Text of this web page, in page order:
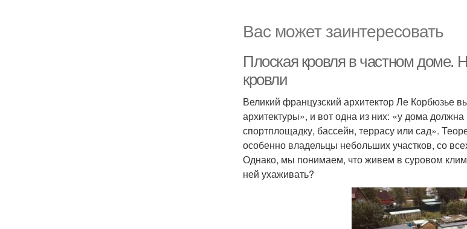
Вас может заинтересовать
Плоская кровля в частном доме.
кровли
Великий французский архитектор Ле Корбюзье
архитектуры», и вот одна из них: «у дома
спортплощадку, бассейн, террасу или сад».
особенно владельцы небольших участков, со
Однако, мы понимаем, что живем в суровом
ней ухаживать?